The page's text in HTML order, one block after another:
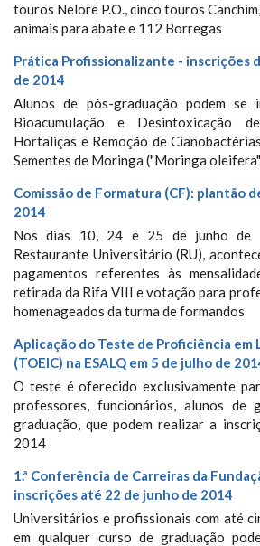
touros Nelore P.O., cinco touros
animais para abate e 112 Borregas
Prática Profissionalizante - inscrições
de 2014
Alunos de pós-graduação podem se
Bioacumulação e Desintoxicação
Hortaliças e Remoção de
Sementes de Moringa ("Moringa
Comissão de Formatura (CF): plantão
2014
Nos dias 10, 24 e 25 de junho de
Restaurante Universitário (RU),
pagamentos referentes às
retirada da Rifa VIII e votação para
homenageados da turma de formandos
Aplicação do Teste de Proficiência em
(TOEIC) na ESALQ em 5 de julho de
O teste é oferecido exclusivamente
professores, funcionários, alunos de
graduação, que podem realizar a
2014
1.ª Conferência de Carreiras da
inscrições até 22 de junho de 2014
Universitários e profissionais com até
em qualquer curso de graduação